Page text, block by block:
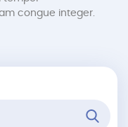
congue integer.